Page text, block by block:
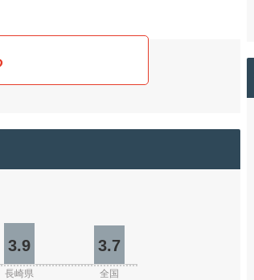
3.9 3.7
長崎県 全国